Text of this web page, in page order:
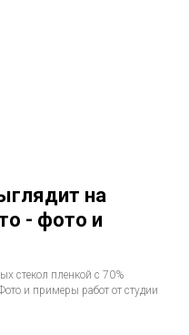
на
- фото и
стекол пленкой c 70%
и примеры работ от студии